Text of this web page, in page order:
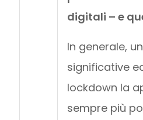
digitali – e
In generale,
significative
lockdown la
sempre più